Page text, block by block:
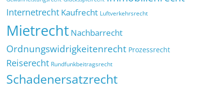
Internetrecht Kaufrecht Luftverkehrsrecht
Mietrecht Nachbarrecht
Ordnungswidrigkeitenrecht Prozessrecht
Reiserecht Rundfunkbeitragsrecht
Schadenersatzrecht